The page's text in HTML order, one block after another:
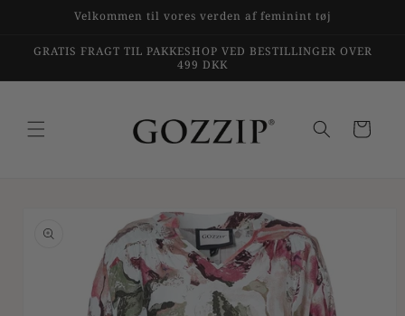
Velkommen til vores verden af feminint tøj
GRATIS FRAGT TIL PAKKESHOP VED BESTILLINGER OVER
499 DKK
Indkøbskurv